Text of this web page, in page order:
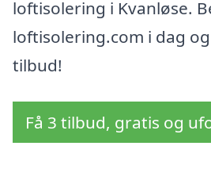
loftisolering i Kvanløse.
loftisolering.com i dag
tilbud!
Få 3 tilbud, gratis og